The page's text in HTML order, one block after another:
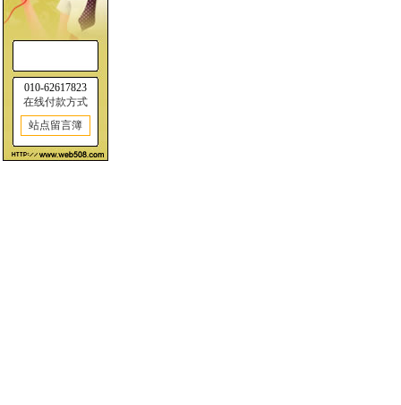
010-62617823
在线付款方式
站点留言簿